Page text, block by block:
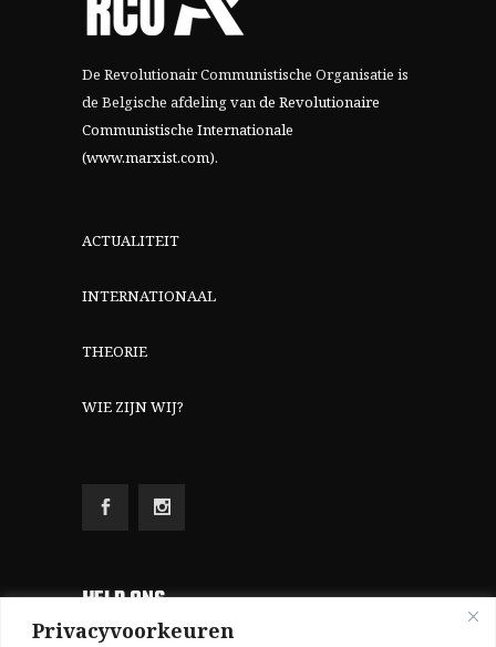
Privacyvoorkeuren
De Revolutionair Communistische Organisatie is
de Belgische afdeling vande Revolutionaire
Communistische Internationale
(www.marxist.com).
ACTUALITEIT
INTERNATIONAAL
THEORIE
WIE ZIJN WIJ?
HELP ONS